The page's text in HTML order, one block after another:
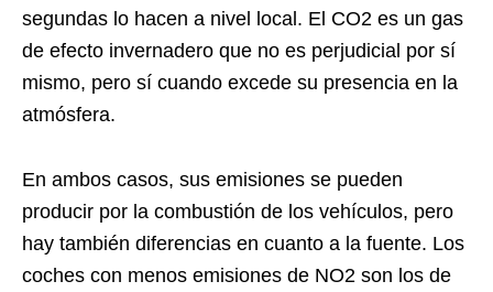
segundas lo hacen a nivel local. El CO2 es un gas
de efecto invernadero que no es perjudicial por sí
mismo, pero sí cuando excede su presencia en la
atmósfera.
En ambos casos, sus emisiones se pueden
producir por la combustión de los vehículos, pero
hay también diferencias en cuanto a la fuente. Los
coches con menos emisiones de NO2 son los de